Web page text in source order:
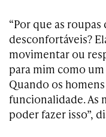
“Por que as
desconfortáveis?
movimentar ou
para mim como
Quando os
funcionalidade. As
poder fazer isso”,